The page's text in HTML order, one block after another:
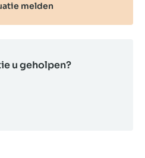
melden
u geholpen?